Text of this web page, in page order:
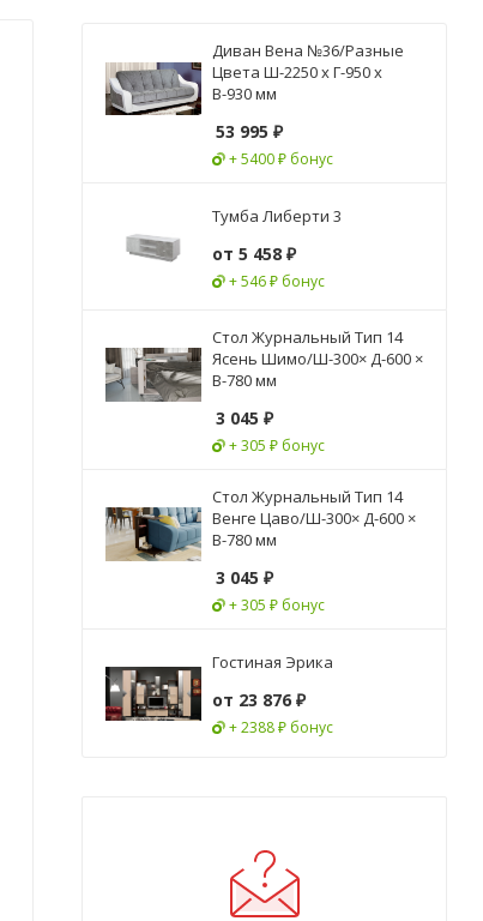
Диван Вена №36/Разные
Цвета Ш-2250 х Г-950 х
В-930 мм
53 995 ₽
+ 5400 ₽ бонус
Тумба Либерти 3
от 5 458 ₽
+ 546 ₽ бонус
Стол Журнальный Тип 14
Ясень Шимо/Ш-300× Д-600 ×
В-780 мм
3 045 ₽
+ 305 ₽ бонус
Стол Журнальный Тип 14
Венге Цаво/Ш-300× Д-600 ×
В-780 мм
3 045 ₽
+ 305 ₽ бонус
Гостиная Эрика
от 23 876 ₽
+ 2388 ₽ бонус